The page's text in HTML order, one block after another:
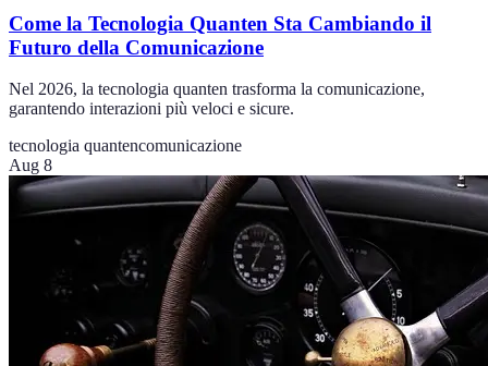
Come la Tecnologia Quanten Sta Cambiando il
Futuro della Comunicazione
Nel 2026, la tecnologia quanten trasforma la comunicazione,
garantendo interazioni più veloci e sicure.
tecnologia quantencomunicazione
Aug 8